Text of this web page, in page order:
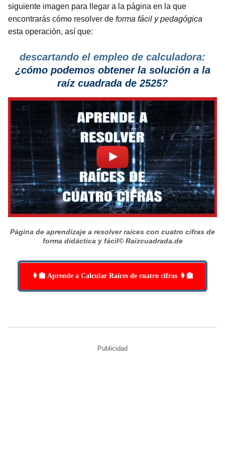
siguiente imagen para llegar a la página en la que
encontrarás cómo resolver de forma fácil y pedagógica
esta operación, así que:
descartando el empleo de calculadora:
¿cómo podemos obtener la solución a la
raíz cuadrada de 2525?
Página de aprendizaje a resolver raíces con cuatro cifras de
forma didáctica y fácil© Raizcuadrada.de
👩‍🏫 Aprende a Calcular Raíces de cuatro cifras 👩‍🏫
Publicidad